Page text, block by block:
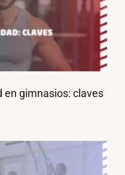
gimnasios: claves